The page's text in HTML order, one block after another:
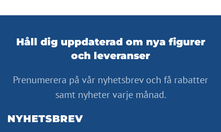
Håll dig uppdaterad om nya figurer
och leveranser
Prenumerera på vår nyhetsbrev och få rabatter
samt nyheter varje månad.
NYHETSBREV